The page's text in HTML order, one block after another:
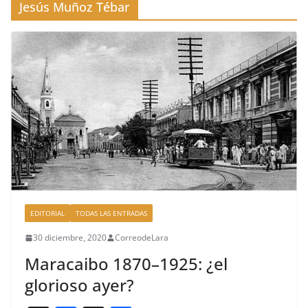
Jesús Muñoz Tébar
EDITORIAL TODAS LAS ENTRADAS
30 diciembre, 2020 CorreodeLara
Maracaibo 1870–1925: ¿el
glorioso ayer?